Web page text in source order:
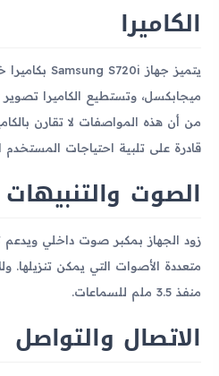
الكاميرا
من أن هذه المواصفات لا تقارن
قادرة على تلبية احتياجات
الصوت والتنبيهات
زود الجهاز بمكبر صوت داخلي ويدعم
متعددة الأصوات التي يمكن تنزيلها.
منفذ 3.5 ملم للسماعات.
الاتصال والتواصل